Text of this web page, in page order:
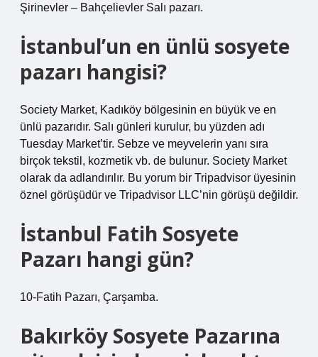
Şirinevler – Bahçelievler Salı pazarı.
İstanbul’un en ünlü sosyete
pazarı hangisi?
Society Market, Kadıköy bölgesinin en büyük ve en
ünlü pazarıdır. Salı günleri kurulur, bu yüzden adı
Tuesday Market’tir. Sebze ve meyvelerin yanı sıra
birçok tekstil, kozmetik vb. de bulunur. Society Market
olarak da adlandırılır. Bu yorum bir Tripadvisor üyesinin
öznel görüşüdür ve Tripadvisor LLC’nin görüşü değildir.
İstanbul Fatih Sosyete
Pazarı hangi gün?
10-Fatih Pazarı, Çarşamba.
Bakırköy Sosyete Pazarına